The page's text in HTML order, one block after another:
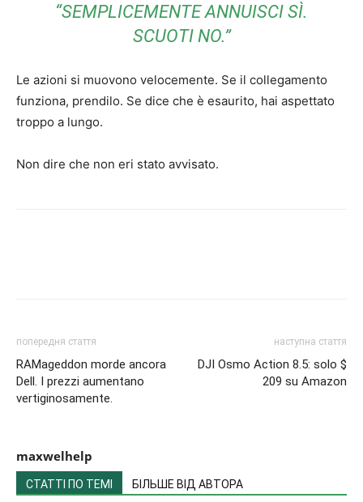
“SEMPLICEMENTE ANNUISCI SÌ.
SCUOTI NO.”
Le azioni si muovono velocemente. Se il collegamento
funziona, prendilo. Se dice che è esaurito, hai aspettato
troppo a lungo.
Non dire che non eri stato avvisato.
попередня стаття
RAMageddon morde ancora
Dell. I prezzi aumentano
vertiginosamente.
наступна стаття
DJI Osmo Action 8.5: solo $
209 su Amazon
maxwelhelp
СТАТТІ ПО ТЕМІ БІЛЬШЕ ВІД АВТОРА